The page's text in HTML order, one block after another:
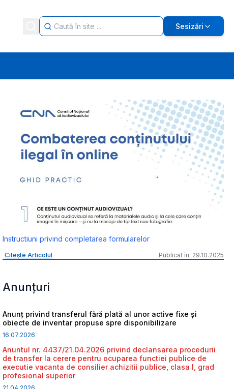
Sesizări
Instructiuni privind completarea formularelor
Citește Articolul Publicat în: 29.10.2025
Anunțuri
Anunț privind transferul fără plată al unor active fixe și
obiecte de inventar propuse spre disponibilizare
16.07.2026
Anuntul nr. 4437/21.04.2026 privind declansarea procedurii
de transfer la cerere pentru ocuparea functiei publice de
executie vacanta de consilier achizitii publice, clasa I, grad
profesional superior